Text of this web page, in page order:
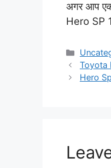
अगर आप
Hero SP
Toyota
Hero